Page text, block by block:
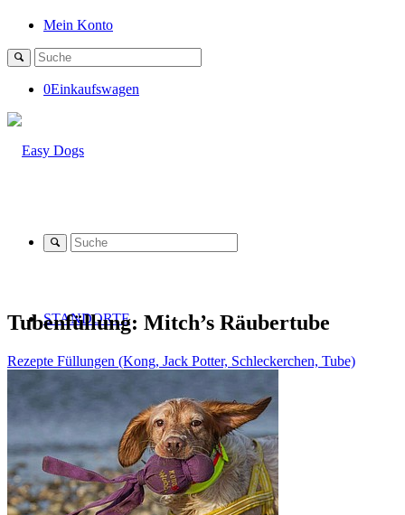
Mein Konto
0Einkaufswagen
STANDORTE
BLOG
Tubenfüllung: Mitch’s Räubertube
Rezepte Füllungen (Kong, Jack Potter, Schleckerchen, Tube)